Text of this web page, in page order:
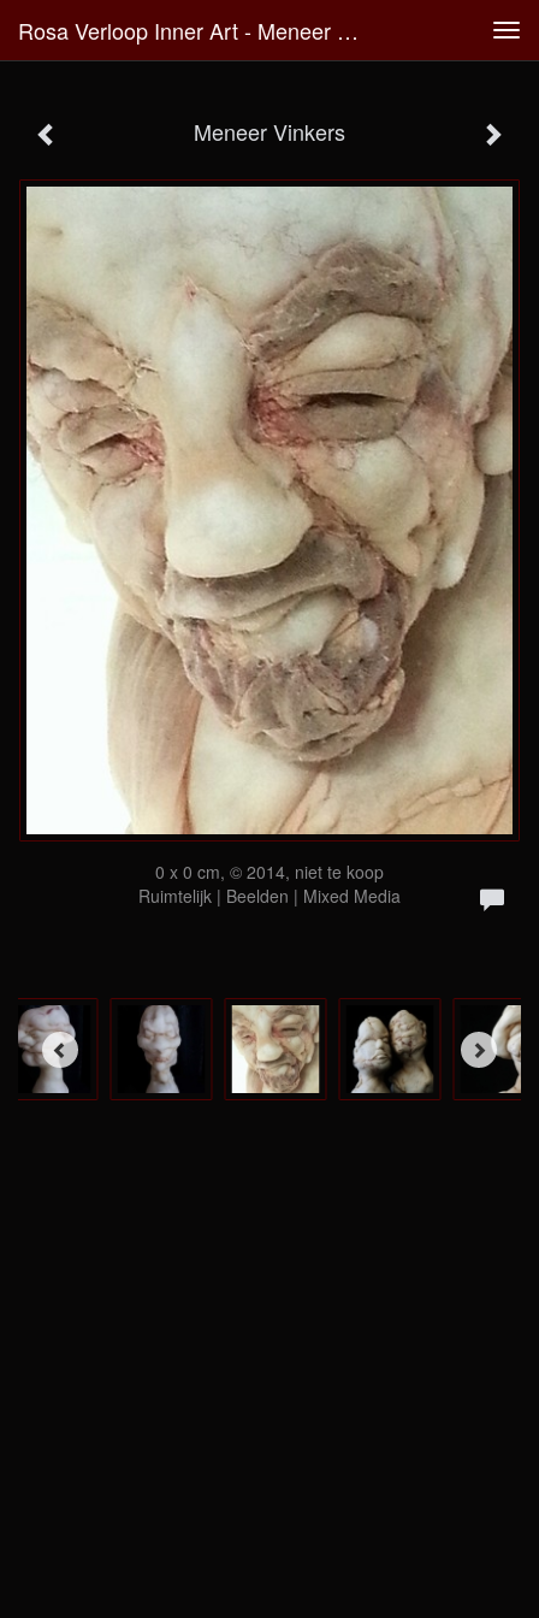
Rosa Verloop Inner Art - Meneer Vinkers
Meneer Vinkers
0 x 0 cm, © 2014, niet te koop
Ruimtelijk | Beelden | Mixed Media